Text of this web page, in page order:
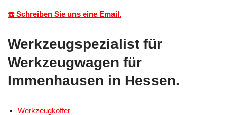
☎️ Schreiben Sie uns eine Email.
Werkzeugspezialist für
Werkzeugwagen für
Immenhausen in Hessen.
Werkzeugkoffer